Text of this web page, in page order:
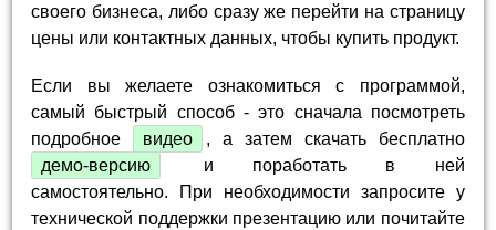
своего бизнеса, либо сразу же перейти на страницу
цены или контактных данных, чтобы купить продукт.
Если вы желаете ознакомиться с программой,
самый быстрый способ - это сначала посмотреть
подробное
видео
, а затем скачать бесплатно
демо-версию
и поработать в ней
самостоятельно. При необходимости запросите у
технической поддержки презентацию или почитайте